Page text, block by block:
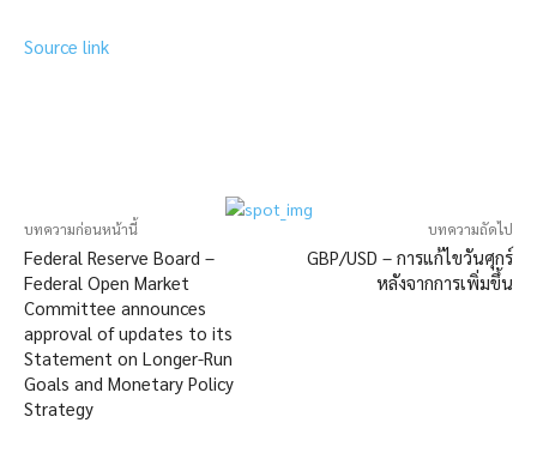
Source link
บทความก่อนหน้านี้
Federal Reserve Board –
Federal Open Market
Committee announces
approval of updates to its
Statement on Longer-Run
Goals and Monetary Policy
Strategy
บทความถัดไป
GBP/USD – การแก้ไขวันศุกร์
หลังจากการเพิ่มขึ้น